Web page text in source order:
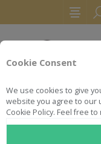
Cookie Consent
We use cookies to give
website you agree to our
Cookie Policy. Feel free